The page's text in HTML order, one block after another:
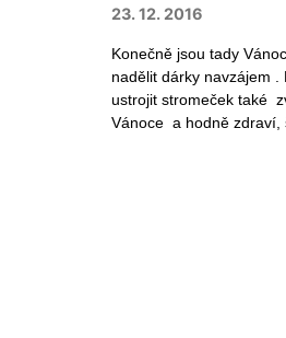
23. 12. 2016
Konečně jsou tady
nadělit dárky navzájem
ustrojit stromeček také
Vánoce a hodně zdraví,